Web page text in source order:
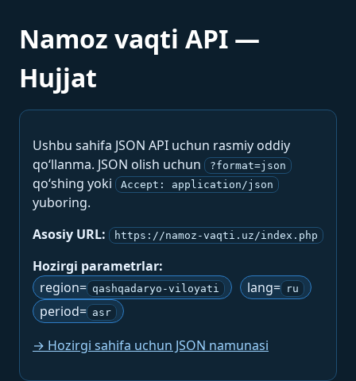
Namoz vaqti API —
Hujjat
Ushbu sahifa JSON API uchun rasmiy oddiy
qo‘llanma. JSON olish uchun
?format=json
qo‘shing yoki Accept: application/json
yuboring.
Asosiy URL:
https://namoz-vaqti.uz/index.php
Hozirgi parametrlar:
region= qashqadaryo-viloyati lang= ru
period= asr
→ Hozirgi sahifa uchun JSON namunasi